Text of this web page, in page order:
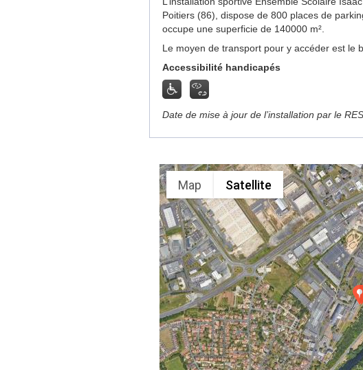
Poitiers (86), dispose de 800 places de
occupe une superficie de 140000 m².
Le moyen de transport pour y accéder est le
Accessibilité handicapés
Date de mise à jour de l’installation par le
Map Satellite